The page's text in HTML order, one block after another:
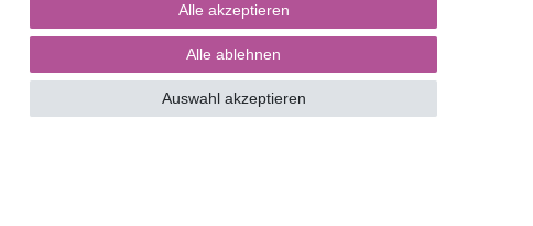
Alle akzeptieren
Alle ablehnen
Auswahl akzeptieren